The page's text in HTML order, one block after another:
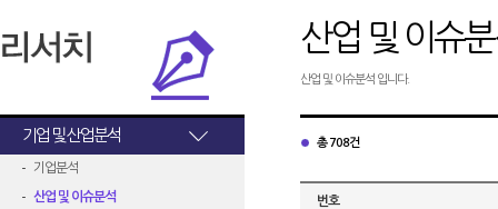
기업 및 산업분석
기업분석
산업 및 이슈분석
산업 및 이슈
산업 및 이슈분석 입니다.
총 708건
번호